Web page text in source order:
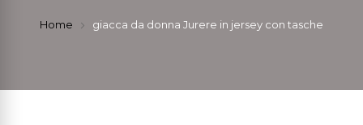
Home giacca da donna Jurere in jersey con tasche